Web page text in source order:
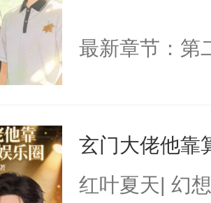
最新章节：第
玄门大佬他靠
红叶夏天| 幻